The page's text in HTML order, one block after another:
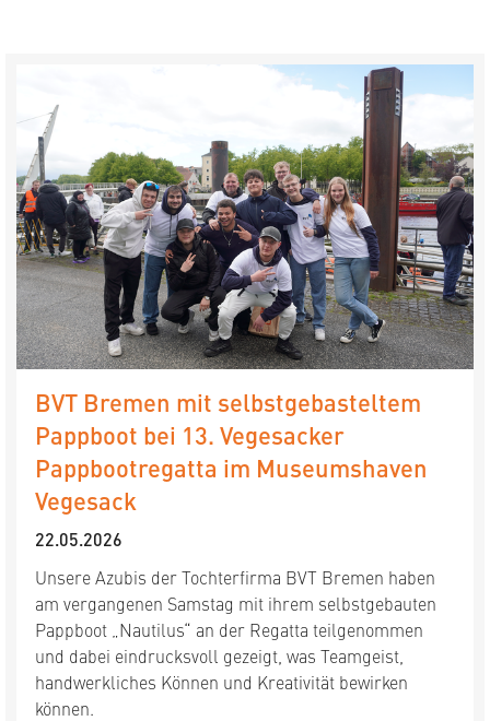
BVT Bremen mit selbstgebasteltem
Pappboot bei 13. Vegesacker
Pappbootregatta im Museumshaven
Vegesack
22.05.2026
Unsere Azubis der Tochterfirma BVT Bremen haben
am vergangenen Samstag mit ihrem selbstgebauten
Pappboot „Nautilus“ an der Regatta teilgenommen
und dabei eindrucksvoll gezeigt, was Teamgeist,
handwerkliches Können und Kreativität bewirken
können.